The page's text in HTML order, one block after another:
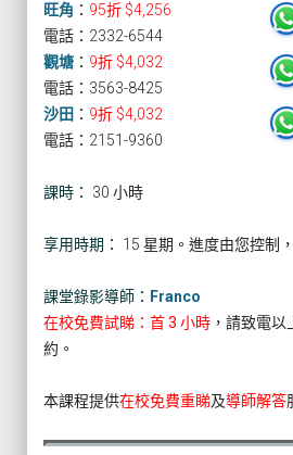
旺角 ： 95折 $4,256
電話：2332-6544
觀塘 ： 9折 $4,032
電話：3563-8425
沙田 ： 9折 $4,032
電話：2151-9360
課時： 30 小時
享用時期： 15 星期。進度由您控制
課堂錄影導師： Franco
在校免費試睇：首 3 小時 ，請致電
約。
本課程提供在校免費重睇及導師解答